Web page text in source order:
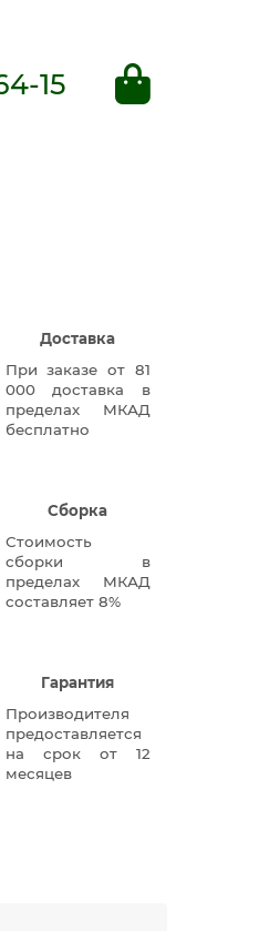
15
Доставка
При заказе от 81
000 доставка в
пределах МКАД
бесплатно
Сборка
Стоимость
сборки в
пределах МКАД
составляет 8%
Гарантия
Производителя
предоставляется
на срок от 12
месяцев